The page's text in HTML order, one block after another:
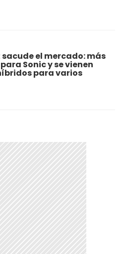
el mercado: más
Sonic y se vienen
para varios